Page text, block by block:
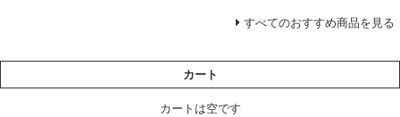
すべてのおすすめ商品を見る
カート
カートは空です